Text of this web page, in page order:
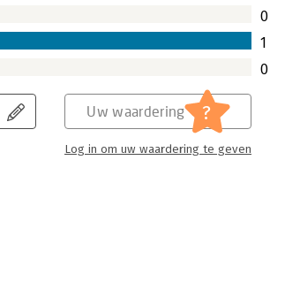
0
1
0
Uw waardering ?
Log in om uw waardering te geven